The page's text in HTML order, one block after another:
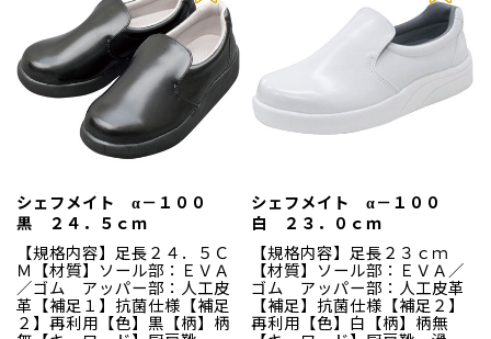
す。食品加工厨房用スニーカ
ー「シェフメイト」は清潔・
耐滑・快適を基本コンセプト
に開発されました。滑りにく
い…滑りにくい防滑グリット
ソールには他方向に効くウィ
ンドミルパターンを採用。滑
りやすい床や雨の日等にも優
れた防滑性を発揮します。疲
クッション性の良いインソー
ルが長時間の立ち作業をサポ
ートします。足幅ゆったり３
Ｅサイズ…つま先部分までゆ
ったりとした３Ｅ設計。
す。食品加工厨房用スニーカ
ー「シェフメイト」は清潔・
耐滑・快適を基本コンセプト
に開発されました。滑りにく
い…滑りにくい防滑グリット
ソールには他方向に効くウィ
ンドミルパターンを採用。滑
りやすい床や雨の日等にも優
クッション性の良いインソー
ルが長時間の立ち作業をサポ
ートします。足幅ゆったり３
Ｅサイズ…つま先部分までゆ
ったりとした３Ｅ設計。
シェフメイト α－１００
黒 ２４．５ｃｍ
【規格内容】足長２４．５Ｃ
Ｍ【材質】ソール部：ＥＶＡ
／ゴム アッパー部：人工皮
革【補足１】抗菌仕様【補足
２】再利用【色】黒【柄】柄
シェフメイト α－１００
白 ２３．０ｃｍ
【規格内容】足長２３ｃｍ
【材質】ソール部：ＥＶＡ／
ゴム アッパー部：人工皮革
【補足】抗菌仕様【補足２】
再利用【色】白【柄】柄無